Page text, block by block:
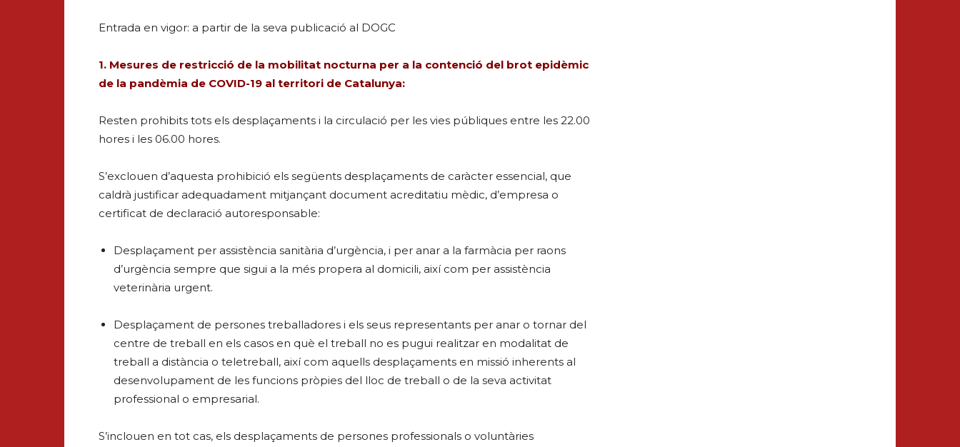
Entrada en vigor: a partir de la seva publicació al DOGC
1. Mesures de restricció de la mobilitat nocturna per a la contenció del brot epidèmic
de la pandèmia de COVID-19 al territori de Catalunya:
Resten prohibits tots els desplaçaments i la circulació per les vies públiques entre les 22.00
hores i les 06.00 hores.
S’exclouen d’aquesta prohibició els següents desplaçaments de caràcter essencial, que
caldrà justificar adequadament mitjançant document acreditatiu mèdic, d’empresa o
certificat de declaració autoresponsable:
Desplaçament per assistència sanitària d’urgència, i per anar a la farmàcia per raons
d’urgència sempre que sigui a la més propera al domicili, així com per assistència
veterinària urgent.
Desplaçament de persones treballadores i els seus representants per anar o tornar del
centre de treball en els casos en què el treball no es pugui realitzar en modalitat de
treball a distància o teletreball, així com aquells desplaçaments en missió inherents al
desenvolupament de les funcions pròpies del lloc de treball o de la seva activitat
professional o empresarial.
S’inclouen en tot cas, els desplaçaments de persones professionals o voluntàries